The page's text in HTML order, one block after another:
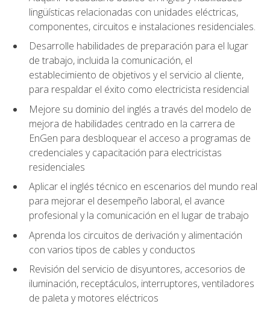
lingüísticas relacionadas con unidades eléctricas,
componentes, circuitos e instalaciones residenciales.
Desarrolle habilidades de preparación para el lugar
de trabajo, incluida la comunicación, el
establecimiento de objetivos y el servicio al cliente,
para respaldar el éxito como electricista residencial
Mejore su dominio del inglés a través del modelo de
mejora de habilidades centrado en la carrera de
EnGen para desbloquear el acceso a programas de
credenciales y capacitación para electricistas
residenciales
Aplicar el inglés técnico en escenarios del mundo real
para mejorar el desempeño laboral, el avance
profesional y la comunicación en el lugar de trabajo
Aprenda los circuitos de derivación y alimentación
con varios tipos de cables y conductos
Revisión del servicio de disyuntores, accesorios de
iluminación, receptáculos, interruptores, ventiladores
de paleta y motores eléctricos